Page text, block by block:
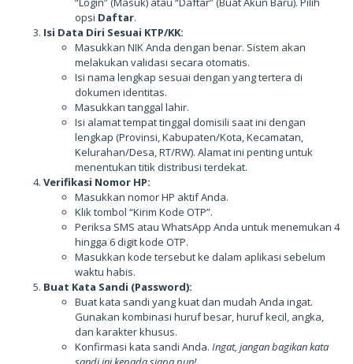
opsi Daftar.
Isi Data Diri Sesuai KTP/KK:
Masukkan NIK Anda dengan benar. Sistem akan
melakukan validasi secara otomatis.
Isi nama lengkap sesuai dengan yang tertera di
dokumen identitas.
Masukkan tanggal lahir.
Isi alamat tempat tinggal domisili saat ini dengan
lengkap (Provinsi, Kabupaten/Kota, Kecamatan,
Kelurahan/Desa, RT/RW). Alamat ini penting untuk
menentukan titik distribusi terdekat.
Verifikasi Nomor HP:
Masukkan nomor HP aktif Anda.
Klik tombol “Kirim Kode OTP”.
Periksa SMS atau WhatsApp Anda untuk menemukan 4
hingga 6 digit kode OTP.
Masukkan kode tersebut ke dalam aplikasi sebelum
waktu habis.
Buat Kata Sandi (Password):
Buat kata sandi yang kuat dan mudah Anda ingat.
Gunakan kombinasi huruf besar, huruf kecil, angka,
dan karakter khusus.
Konfirmasi kata sandi Anda. Ingat, jangan bagikan kata